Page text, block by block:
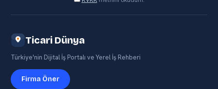
Ticari Dünya
Türkiye'nin Dijital İş Portalı ve Yerel İş Rehberi
Firma Öner